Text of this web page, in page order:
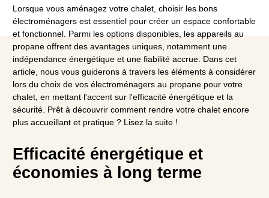
Blogue
FAQ
Carrière
Lorsque vous aménagez votre chalet, choisir les bons
électroménagers est essentiel pour créer un espace confortable
et fonctionnel. Parmi les options disponibles, les appareils au
propane offrent des avantages uniques, notamment une
indépendance énergétique et une fiabilité accrue. Dans cet
article, nous vous guiderons à travers les éléments à considérer
lors du choix de vos électroménagers au propane pour votre
chalet, en mettant l'accent sur l'efficacité énergétique et la
sécurité. Prêt à découvrir comment rendre votre chalet encore
plus accueillant et pratique ? Lisez la suite !
Efficacité énergétique et
économies à long terme